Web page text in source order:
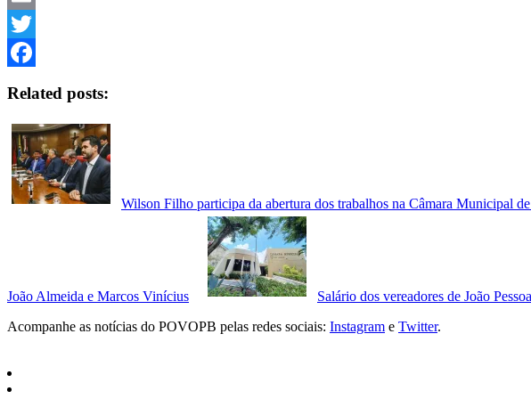
Email
Twitter
Related posts:
Wilson Filho participa da abertura dos trabalhos na Câmara Municipal de
João Almeida e Marcos Vinícius
Salário dos vereadores de João
Acompanhe as notícias do POVOPB pelas redes sociais: Instagram e Twitter.